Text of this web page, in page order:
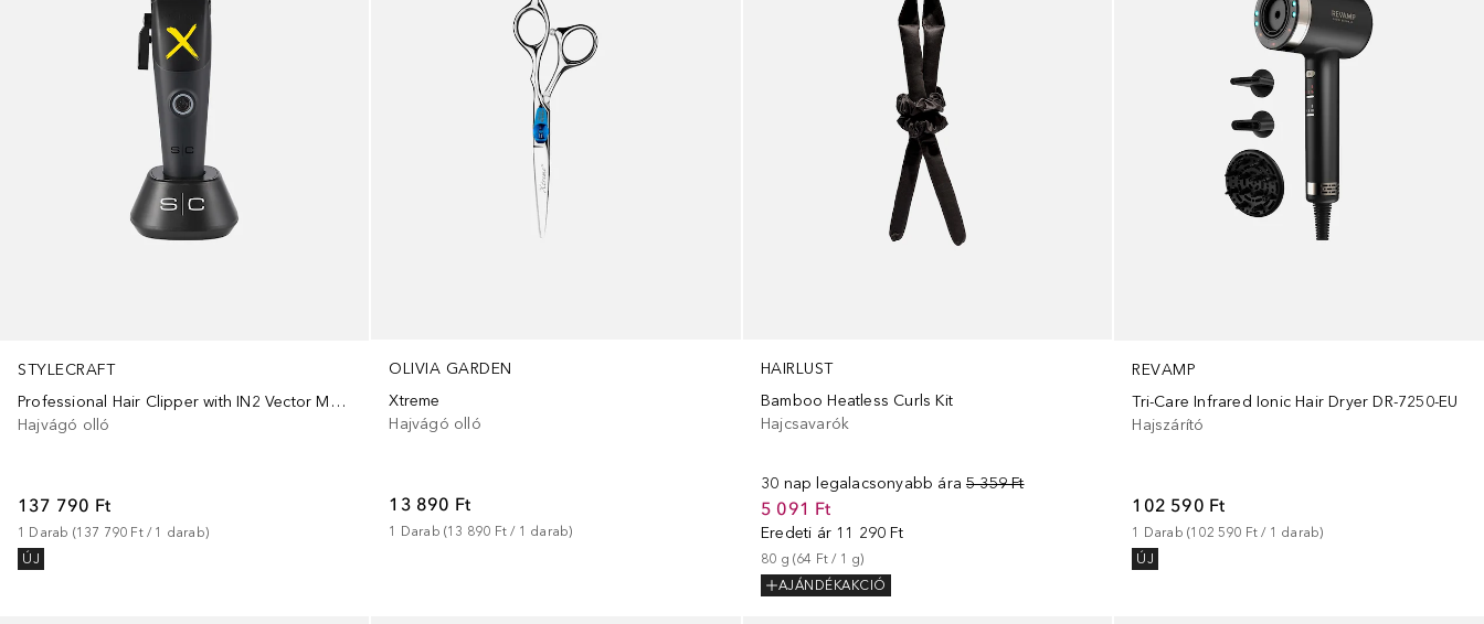
STYLECRAFT
Professional Hair Clipper with IN2 Vector Motor Instinct-X Clipper
Hajvágó olló
137 790 Ft
1 Darab (137 790 Ft / 1 darab)
ÚJ
OLIVIA GARDEN
Xtreme
Hajvágó olló
13 890 Ft
1 Darab (13 890 Ft / 1 darab)
HAIRLUST
Bamboo Heatless Curls Kit
Hajcsavarók
30 nap legalacsonyabb ára 5 359 Ft
5 091 Ft
Eredeti ár 11 290 Ft
80 g (64 Ft / 1 g)
AJÁNDÉKAKCIÓ
REVAMP
Tri-Care Infrared Ionic Hair Dryer DR-7250-EU
Hajszárító
102 590 Ft
1 Darab (102 590 Ft / 1 darab)
ÚJ